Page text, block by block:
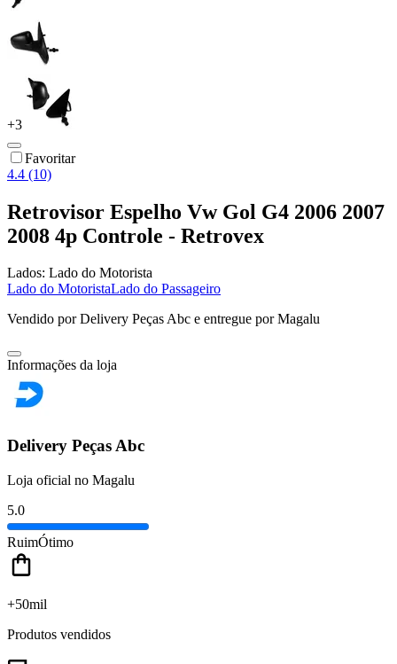
+3
Favoritar
4.4 (10)
Retrovisor Espelho Vw Gol G4 2006 2007
2008 4p Controle - Retrovex
Lados: Lado do Motorista
Lado do MotoristaLado do Passageiro
Vendido porDelivery Peças Abc e entregue por Magalu
Informações da loja
Delivery Peças Abc
Loja oficial no Magalu
5.0
RuimÓtimo
+50mil
Produtos vendidos